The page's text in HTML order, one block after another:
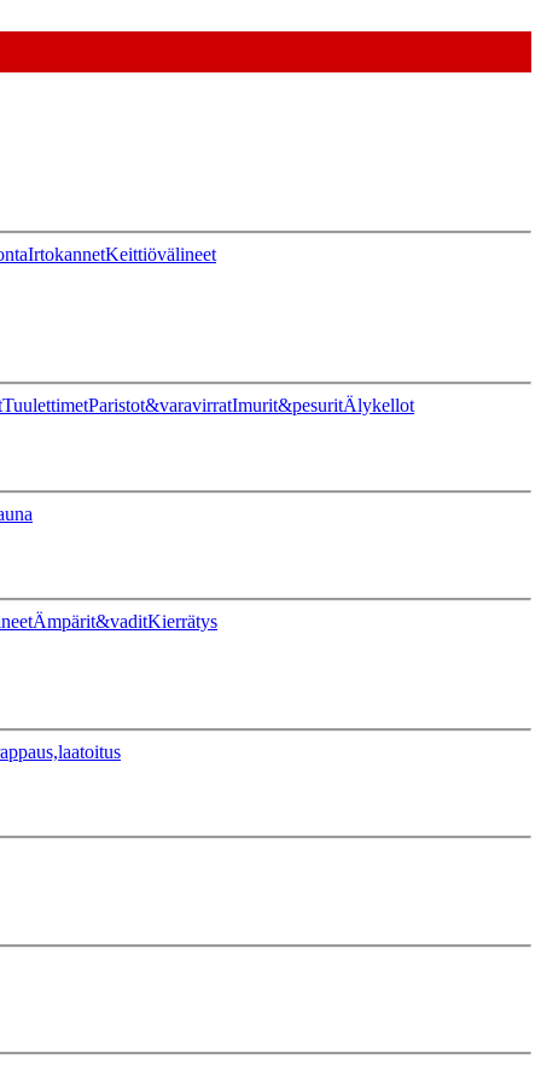
IrtokannetKeittiövälineet
TuulettimetParistot&varavirratImurit&pesuritÄlykellot
Ämpärit&vaditKierrätys